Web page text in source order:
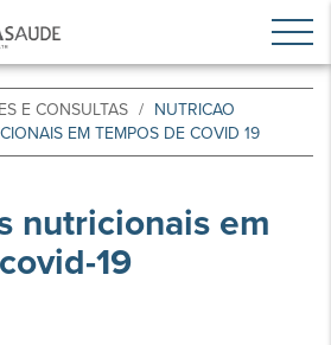
E CONSULTAS
NUTRICAO
EM TEMPOS DE COVID 19
nutricionais em
19